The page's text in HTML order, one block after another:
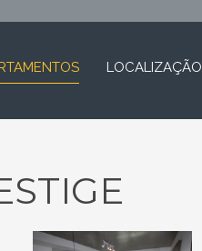
LOCALIZAÇÃO